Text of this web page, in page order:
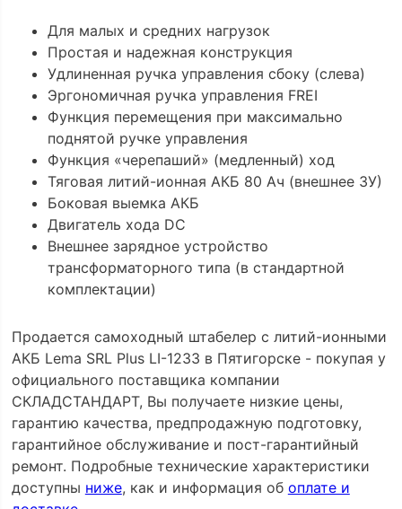
Для малых и средних нагрузок
Простая и надежная конструкция
Удлиненная ручка управления сбоку (слева)
Эргономичная ручка управления FREI
Функция перемещения при максимально
поднятой ручке управления
Функция «черепаший» (медленный) ход
Тяговая литий-ионная АКБ 80 Ач (внешнее ЗУ)
Боковая выемка АКБ
Двигатель хода DС
Внешнее зарядное устройство
трансформаторного типа (в стандартной
комплектации)
Продается самоходный штабелер с литий-ионными
АКБ Lema SRL Plus LI-1233 в Пятигорске - покупая у
официального поставщика компании
СКЛАДСТАНДАРТ, Вы получаете низкие цены,
гарантию качества, предпродажную подготовку,
гарантийное обслуживание и пост-гарантийный
ремонт. Подробные технические характеристики
доступны ниже, как и информация об оплате и